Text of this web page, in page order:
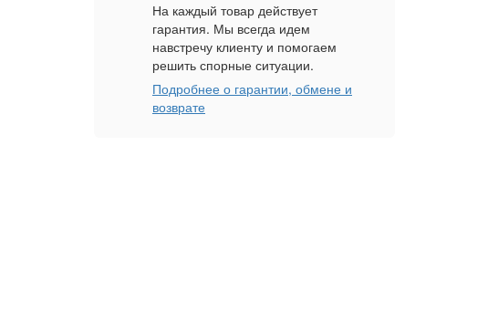
На каждый товар действует
гарантия. Мы всегда идем
навстречу клиенту и помогаем
решить спорные ситуации.
Подробнее о гарантии, обмене и
возврате